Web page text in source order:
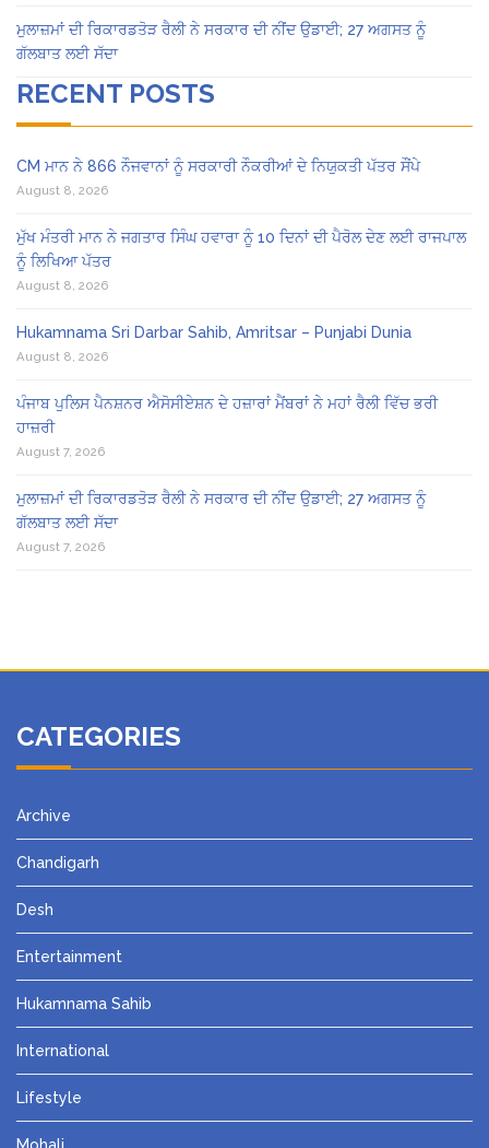
ਮੁਲਾਜ਼ਮਾਂ ਦੀ ਰਿਕਾਰਡਤੋੜ ਰੈਲੀ ਨੇ ਸਰਕਾਰ ਦੀ ਨੀਂਦ ਉਡਾਈ; 27 ਅਗਸਤ ਨੂੰ
ਗੱਲਬਾਤ ਲਈ ਸੱਦਾ
RECENT POSTS
CM ਮਾਨ ਨੇ 866 ਨੌਜਵਾਨਾਂ ਨੂੰ ਸਰਕਾਰੀ ਨੌਕਰੀਆਂ ਦੇ ਨਿਯੁਕਤੀ ਪੱਤਰ ਸੌਂਪੇ
August 8, 2026
ਮੁੱਖ ਮੰਤਰੀ ਮਾਨ ਨੇ ਜਗਤਾਰ ਸਿੰਘ ਹਵਾਰਾ ਨੂੰ 10 ਦਿਨਾਂ ਦੀ ਪੈਰੋਲ ਦੇਣ ਲਈ ਰਾਜਪਾਲ
ਨੂੰ ਲਿਖਿਆ ਪੱਤਰ
August 8, 2026
Hukamnama Sri Darbar Sahib, Amritsar – Punjabi Dunia
August 8, 2026
ਪੰਜਾਬ ਪੁਲਿਸ ਪੈਨਸ਼ਨਰ ਐਸੋਸੀਏਸ਼ਨ ਦੇ ਹਜ਼ਾਰਾਂ ਮੈਂਬਰਾਂ ਨੇ ਮਹਾਂ ਰੈਲੀ ਵਿੱਚ ਭਰੀ
ਹਾਜ਼ਰੀ
August 7, 2026
ਮੁਲਾਜ਼ਮਾਂ ਦੀ ਰਿਕਾਰਡਤੋੜ ਰੈਲੀ ਨੇ ਸਰਕਾਰ ਦੀ ਨੀਂਦ ਉਡਾਈ; 27 ਅਗਸਤ ਨੂੰ
ਗੱਲਬਾਤ ਲਈ ਸੱਦਾ
August 7, 2026
CATEGORIES
Archive
Chandigarh
Desh
Entertainment
Hukamnama Sahib
International
Lifestyle
Mohali